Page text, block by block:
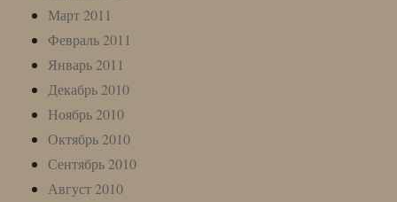
Март 2011
Февраль 2011
Январь 2011
Декабрь 2010
Ноябрь 2010
Октябрь 2010
Сентябрь 2010
Август 2010